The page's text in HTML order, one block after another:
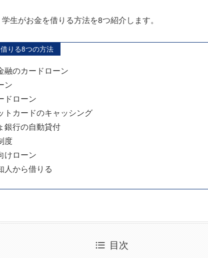
生がお金を借りる方法を8つ紹介します。
りる8つの方法
融のカードローン
ン
ドローン
トカードのキャッシング
銀行の自動貸付
度
けローン
人から借りる
目次